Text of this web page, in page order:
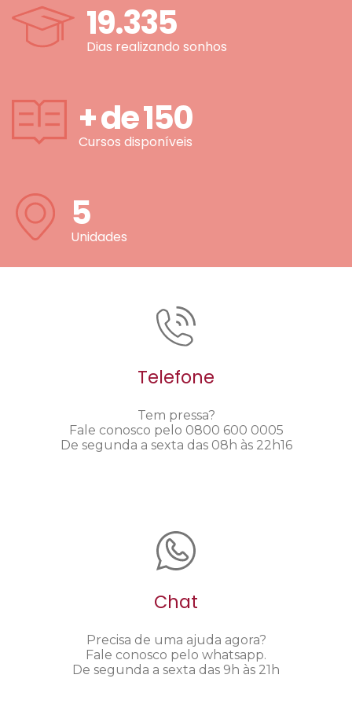
19.335
Dias realizando sonhos
+ de150
Cursos disponíveis
5
Unidades
Telefone
Tem pressa?
Fale conosco pelo 0800 600 0005
De segunda a sexta das 08h às 22h16
Chat
Precisa de uma ajuda agora?
Fale conosco pelo whatsapp.
De segunda a sexta das 9h às 21h